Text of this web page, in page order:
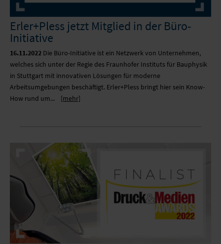
Erler+Pless jetzt Mitglied in der Büro-
Initiative
16.11.2022 Die Büro-Initiative ist ein Netzwerk von Unternehmen,
welches sich unter der Regie des Fraunhofer Instituts für Bauphysik
in Stuttgart mit innovativen Lösungen für moderne
Arbeitsumgebungen beschäftigt. Erler+Pless bringt hier sein Know-
How rund um...
[mehr]